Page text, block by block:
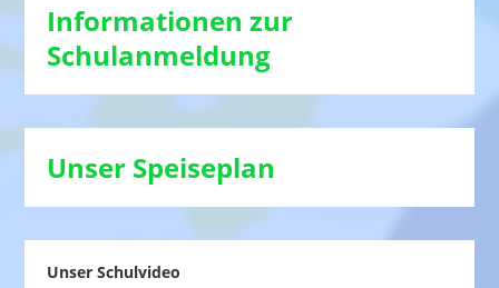
Informationen zur
Schulanmeldung
Unser Speiseplan
Unser Schulvideo